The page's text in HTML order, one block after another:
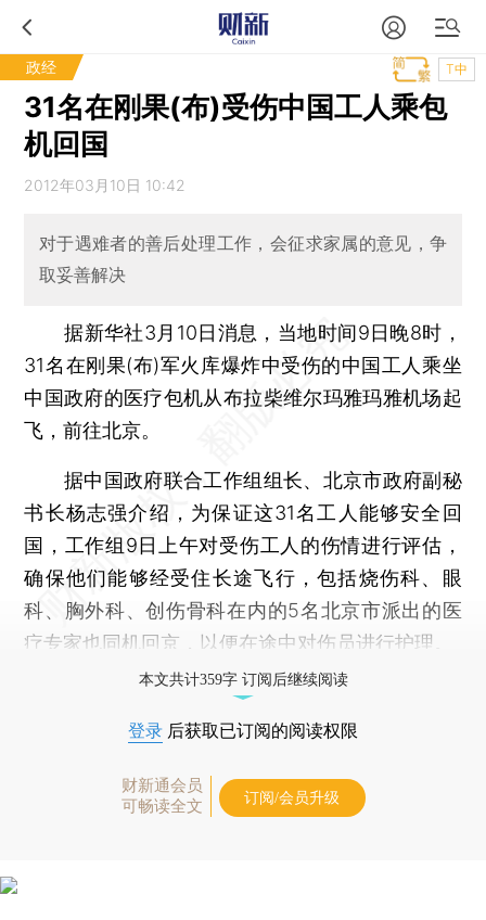
政经 T中
31名在刚果(布)受伤中国工人乘包
机回国
2012年03月10日 10:42
对于遇难者的善后处理工作，会征求家属的意见，争
取妥善解决
据新华社3月10日消息，当地时间9日晚8时，
31名在刚果(布)军火库爆炸中受伤的中国工人乘坐
中国政府的医疗包机从布拉柴维尔玛雅玛雅机场起
飞，前往北京。
据中国政府联合工作组组长、北京市政府副秘
书长杨志强介绍，为保证这31名工人能够安全回
国，工作组9日上午对受伤工人的伤情进行评估，
确保他们能够经受住长途飞行，包括烧伤科、眼
科、胸外科、创伤骨科在内的5名北京市派出的医
疗专家也同机回京，以便在途中对伤员进行护理。
本文共计359字 订阅后继续阅读
登录 后获取已订阅的阅读权限
财新通会员
可畅读全文
订阅/会员升级